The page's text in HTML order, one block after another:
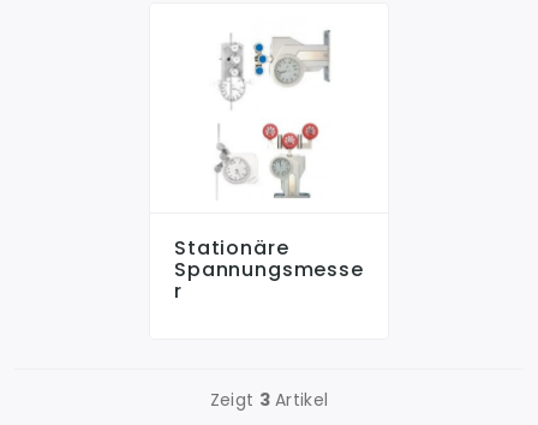
Stationäre
Spannungsmesse
R
Zeigt 3Artikel